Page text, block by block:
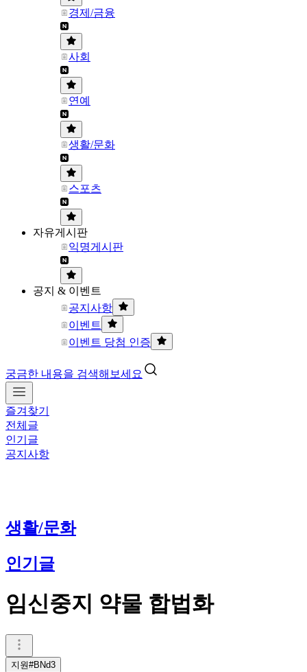
경제/금융
사회
연예
생활/문화
스포츠
자유게시판
익명게시판
공지 & 이벤트
공지사항
이벤트
이벤트 당첨 인증
궁금한 내용을 검색해보세요
즐겨찾기
전체글
인기글
공지사항
생활/문화
인기글
임신중지 약물 합법화
지원#BNd3